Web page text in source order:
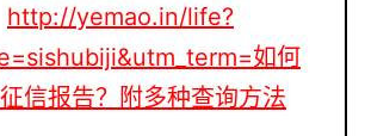
http://yemao.in/life?
如何
信报告？附多种查询方法